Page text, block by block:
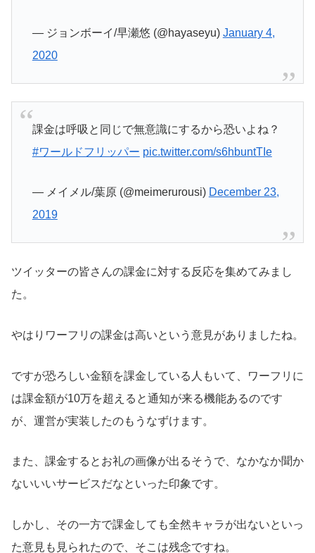
— ジョンボーイ/早瀬悠 (@hayaseyu) January 4,
2020
課金は呼吸と同じで無意識にするから恐いよね？
#ワールドフリッパー pic.twitter.com/s6hbuntTIe
— メイメル/葉原 (@meimerurousi) December 23,
2019
ツイッターの皆さんの課金に対する反応を集めてみまし
た。
やはりワーフリの課金は高いという意見がありましたね。
ですが恐ろしい金額を課金している人もいて、ワーフリに
は課金額が10万を超えると通知が来る機能あるのです
が、運営が実装したのもうなずけます。
また、課金するとお礼の画像が出るそうで、なかなか聞か
ないいいサービスだなといった印象です。
しかし、その一方で課金しても全然キャラが出ないといっ
た意見も見られたので、そこは残念ですね。